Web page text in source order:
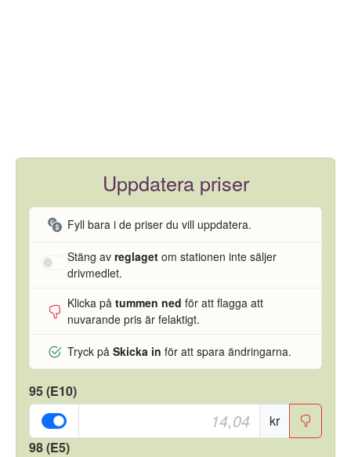
Uppdatera priser
Fyll bara i de priser du vill uppdatera.
Stäng av reglaget om stationen inte säljer
drivmedlet.
Klicka på tummen ned för att flagga att
nuvarande pris är felaktigt.
Tryck på Skicka in för att spara ändringarna.
95 (E10)
kr
98 (E5)